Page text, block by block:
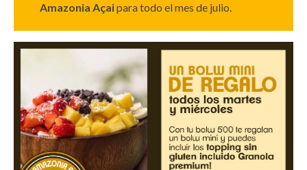
Amazonia Açaipara todo el mes de julio.